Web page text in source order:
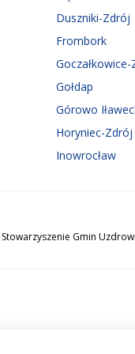
Duszniki-Zdrój
Frombork
Gołdap
Górowo
Horyniec-Zdrój
Inowrocław
Stowarzyszenie Gmin